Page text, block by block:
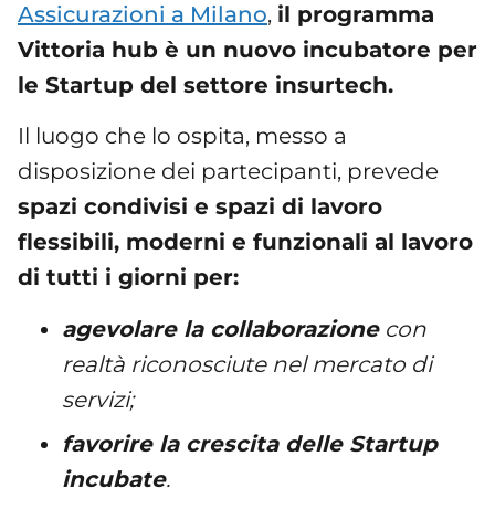
Assicurazioni a Milano, il programma
Vittoria hub è un nuovo incubatore per
le Startup del settore insurtech.
Il luogo che lo ospita, messo a
disposizione dei partecipanti, prevede
spazi condivisi e spazi di lavoro
flessibili, moderni e funzionali al lavoro
di tutti i giorni per:
agevolare la collaborazionecon
realtà riconosciute nel mercato di
servizi;
favorire la crescita delle Startup
incubate.